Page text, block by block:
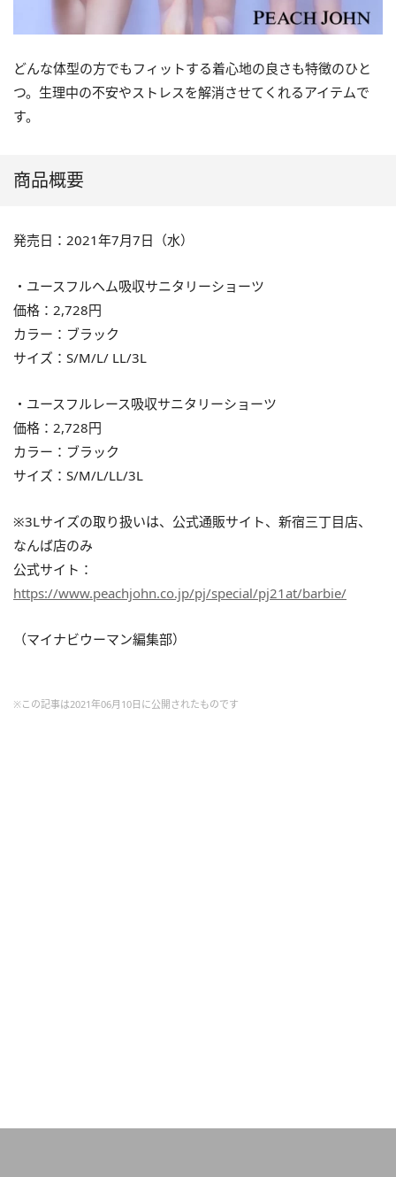
どんな体型の方でもフィットする着心地の良さも特徴のひと
つ。生理中の不安やストレスを解消させてくれるアイテムで
す。
商品概要
発売日：2021年7月7日（水）
・ユースフルヘム吸収サニタリーショーツ
価格：2,728円
カラー：ブラック
サイズ：S/M/L/ LL/3L
・ユースフルレース吸収サニタリーショーツ
価格：2,728円
カラー：ブラック
サイズ：S/M/L/LL/3L
※3Lサイズの取り扱いは、公式通販サイト、新宿三丁目店、
なんば店のみ
公式サイト：
https://www.peachjohn.co.jp/pj/special/pj21at/barbie/
（マイナビウーマン編集部）
※この記事は2021年06月10日に公開されたものです